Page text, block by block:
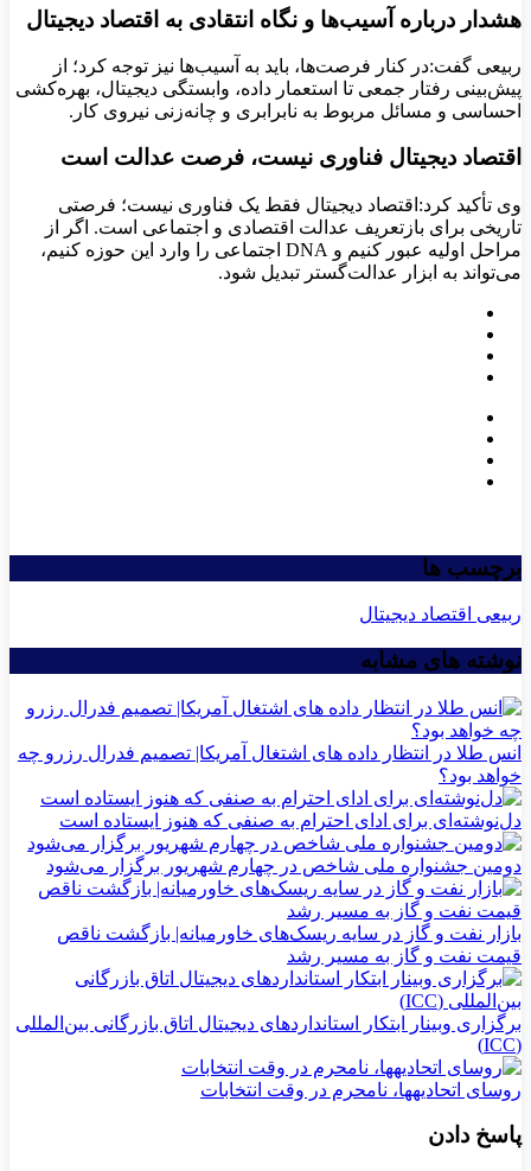
هشدار درباره آسیب‌ها و نگاه انتقادی به اقتصاد دیجیتال
ربیعی گفت:در کنار فرصت‌ها، باید به آسیب‌ها نیز توجه کرد؛ از
پیش‌بینی رفتار جمعی تا استعمار داده، وابستگی دیجیتال، بهره‌کشی
احساسی و مسائل مربوط به نابرابری و چانه‌زنی نیروی کار.
اقتصاد دیجیتال فناوری نیست، فرصت عدالت است
وی تأکید کرد:اقتصاد دیجیتال فقط یک فناوری نیست؛ فرصتی
تاریخی برای بازتعریف عدالت اقتصادی و اجتماعی است. اگر از
مراحل اولیه عبور کنیم و DNA اجتماعی را وارد این حوزه کنیم،
می‌تواند به ابزار عدالت‌گستر تبدیل شود.
برچسب ها
ربیعی اقتصاد دیجیتال
نوشته های مشابه
انس طلا در انتظار داده های اشتغال آمریکا| تصمیم فدرال رزرو چه
خواهد بود؟
دل‌نوشته‌ای برای ادای احترام به صنفی که هنوز ایستاده است
دومین جشنواره ملی شاخص در چهارم شهریور برگزار می‌شود
بازار نفت و گاز در سایه ریسک‌های خاورمیانه| بازگشت ناقص
قیمت نفت و گاز به مسیر رشد
برگزاری وبینار ابتکار استانداردهای دیجیتال اتاق بازرگانی بین‌المللی
(ICC)
روسای اتحادیه‎ها، نامحرم در وقت انتخابات
پاسخ دادن